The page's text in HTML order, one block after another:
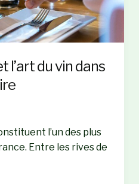
l’art du vin dans
l’un des plus
Entre les rives de